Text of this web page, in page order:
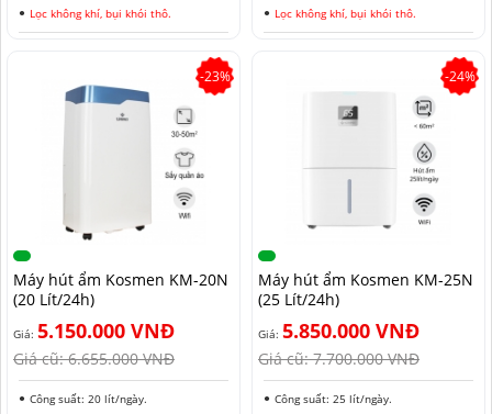
Lọc không khí, bụi khói thô.
Lọc không khí, bụi khói thô.
-23%
Máy hút ẩm Kosmen KM-20N
(20 Lít/24h)
Giá: 5.150.000 VNĐ
Giá cũ:6.655.000 VNĐ
Công suất: 20 lít/ngày.
-24%
Máy hút ẩm Kosmen KM-25N
(25 Lít/24h)
Giá: 5.850.000 VNĐ
Giá cũ:7.700.000 VNĐ
Công suất: 25 lít/ngày.